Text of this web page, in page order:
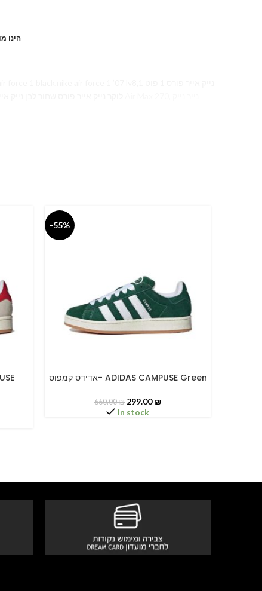
הינו
-55%
SELECT OPTIONSאדידס קמפוס- ADIDAS CAMPUSE Green
660.00₪ 299.00₪
In stock